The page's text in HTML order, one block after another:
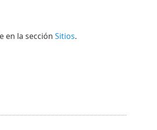
en la sección Sitios.